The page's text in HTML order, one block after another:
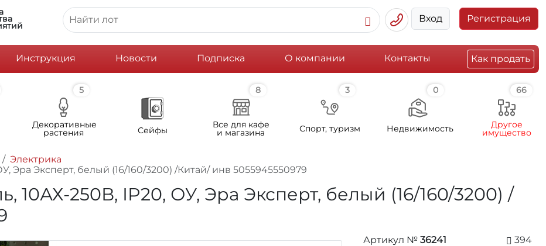
Вход Регистрация
Инструкция Новости Подписка О компании Контакты Как продать
5
Декоративные
растения Сейфы
8
Все для кафе
и магазина
3
Спорт, туризм
0
Недвижимость
66
Другое
имущество
Электрика
Эра Эксперт, белый (16/160/3200) /Китай/ инв 5055945550979
10АХ-250В, IP20, ОУ, Эра Эксперт, белый (16/160/3200) /
Артикул № 36241
394